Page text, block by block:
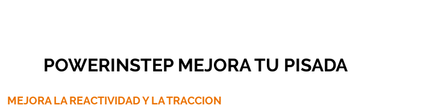
POWERINSTEP MEJORA TU PISADA
MEJORA LA REACTIVIDAD Y LA TRACCION